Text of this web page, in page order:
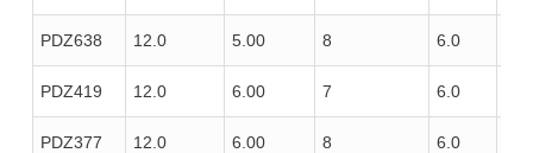
PDZ638 12.0 5.00 8 6.0
PDZ419 12.0 6.00 7 6.0
PDZ377 12.0 6.00 8 6.0